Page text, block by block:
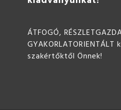
ÁTFOGÓ,
GYAKORLATORIENTÁLT
szakértőktől Önnek!